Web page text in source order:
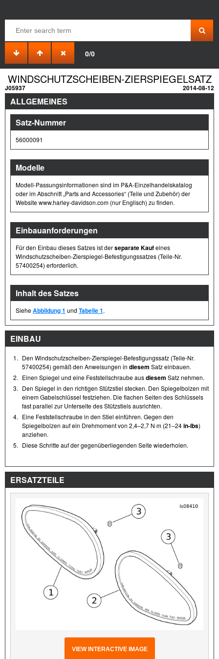
0/0
WINDSCHUTZSCHEIBEN-ZIERSPIEGELSATZ
J05937 2014-08-12
ALLGEMEINES
Satz-Nummer
56000091
Modelle
Modell-Passungsinformationen sind im P&A-Einzelhandelskatalog
oder im Abschnitt „Parts and Accessories“ (Teile und Zubehör) der
Website www.harley-davidson.com (nur Englisch) zu finden.
Einbauanforderungen
Für den Einbau dieses Satzes ist derseparate Kaufeines
Windschutzscheiben-Zierspiegel-Befestigungssatzes (Teile-Nr.
57400254) erforderlich.
Inhalt des Satzes
SieheAbbildung 1 und Tabelle 1.
EINBAU
1. Den Windschutzscheiben-Zierspiegel-Befestigungssatz (Teile-Nr.
57400254) gemäß den Anweisungen in diesem Satz einbauen.
2. Einen Spiegel und eine Feststellschraube ausdiesem Satz nehmen.
3. Den Spiegel in den richtigen Stützstiel stecken. Den Spiegelbolzen mit
einem Gabelschlüssel festziehen. Die flachen Seiten des Schlüssels
fast parallel zur Unterseite des Stützstiels ausrichten.
4. Eine Feststellschraube in den Stiel einführen. Gegen den
Spiegelbolzen auf ein Drehmoment von 2,4–2,7 N·m (21–24in-lbs)
anziehen.
5. Diese Schritte auf der gegenüberliegenden Seite wiederholen.
ERSATZTEILE
VIEW INTERACTIVE IMAGE